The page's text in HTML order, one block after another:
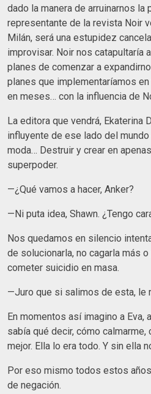
dado la manera de arruinarnos la
representante de la revista Noir
Milán, será una estupidez
improvisar. Noir nos catapultaría
planes de comenzar a
planes que implementaríamos
en meses… con la influencia de
La editora que vendrá, Ekaterina
influyente de ese lado del
moda… Destruir y crear en
superpoder.
—¿Qué vamos a hacer, Anker?
—Ni puta idea, Shawn. ¿Tengo
Nos quedamos en silencio
de solucionarla, no cagarla más
cometer suicidio en masa.
—Juro que si salimos de esta, le
En momentos así imagino a Eva,
sabía qué decir, cómo calmarme,
mejor. Ella lo era todo. Y sin ella
Por eso mismo todos estos
de negación.